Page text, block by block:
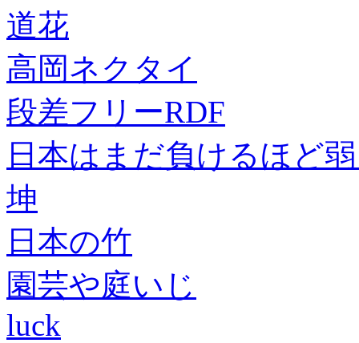
道花
高岡ネクタイ
段差フリーRDF
日本はまだ負けるほど
坤
日本の竹
園芸や庭いじ
luck